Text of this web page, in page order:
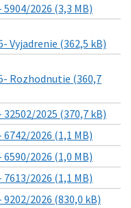
2026 (3,3 MB)
Vyjadrenie (362,5 kB)
Rozhodnutie (360,7
2025 (370,7 kB)
2026 (1,1 MB)
2026 (1,0 MB)
2026 (1,1 MB)
2026 (830,0 kB)